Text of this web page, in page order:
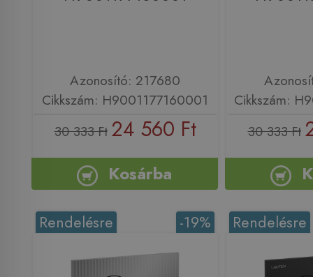
Azonosító: 217680
Cikkszám: H9001177160001
30 333 Ft 24 560 Ft
Kosárba
Cikkszám:
30 333 Ft
-19%
Rendelésre Rendelésre